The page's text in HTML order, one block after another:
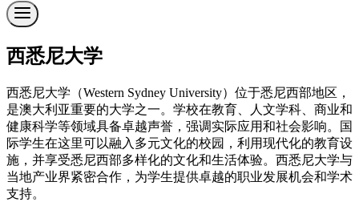
西悉尼大学
西悉尼大学（Western Sydney University）位于悉尼西部地区，
是澳大利亚重要的大学之一。学校在教育、人文学科、商业和
健康科学等领域具备卓越声誉，强调实际应用和社会影响。国
际学生在这里可以融入多元文化的校园，利用现代化的教育设
施，并享受悉尼西部多样化的文化和生活体验。西悉尼大学与
当地产业界紧密合作，为学生提供卓越的职业发展机会和学术
支持。